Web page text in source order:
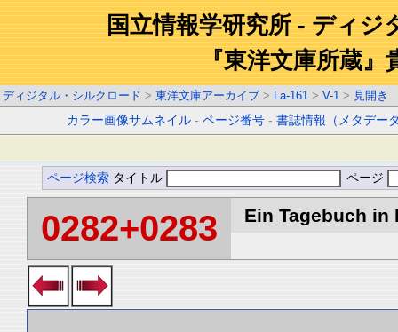
国立情報学研究所 - ディジ
『東洋文庫所蔵』
ディジタル・シルクロード > 東洋文庫アーカイブ > La-161 > V-1 > 見開き
カラー画像サムネイル -ページ番号 -書誌情報（メタデー
ページ検索 タイトル ページ
0282+0283 Ein Tagebuch in